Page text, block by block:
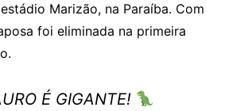
Marizão, na Paraíba. Com
foi eliminada na primeira
É GIGANTE!